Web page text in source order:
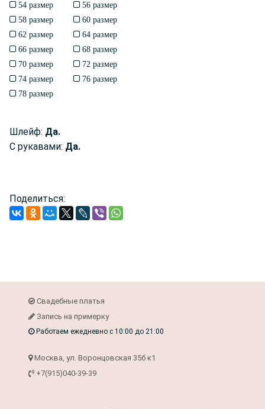
54 размер
56 размер
58 размер
60 размер
62 размер
64 размер
66 размер
68 размер
70 размер
72 размер
74 размер
76 размер
78 размер
Шлейф: Да.
С рукавами: Да.
Поделиться:
Свадебные платья
Запись на примерку
Работаем ежедневно с 10:00 до 21:00
Москва, ул. Воронцовская 35б к1
+7(915)040-39-39